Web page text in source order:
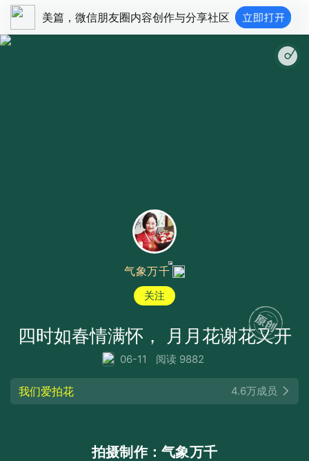
美篇，微信朋友圈内容创作与分享社区
气象万千
关注
四时如春情满怀， 月月花谢花又开
06-11 阅读 9882
我们爱拍花 4.6万成员
拍摄制作：气象万千